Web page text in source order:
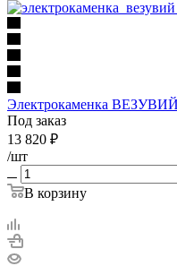
Электрокаменка
Под заказ
13 820 ₽
/шт
В корзину